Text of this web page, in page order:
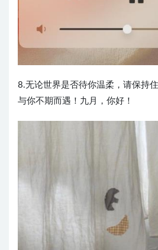
8.无论世界是否待你温柔，请保持
与你不期而遇！九月，你好！